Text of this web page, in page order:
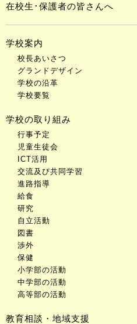
在校生･保護者の皆さんへ
学校案内
校長あいさつ
グランドデザイン
学校の沿革
学校要覧
学校の取り組み
行事予定
児童生徒会
ICT活用
交流及び共同学習
進路指導
給食
研究
自立活動
図書
渉外
保健
小学部の活動
中学部の活動
高等部の活動
教育相談・地域支援